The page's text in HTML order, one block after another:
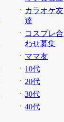
カラオケ友
達
コスプレ合
わせ募集
ママ友
10代
20代
30代
40代